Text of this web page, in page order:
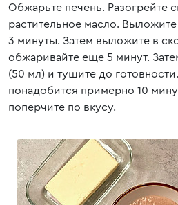
Обжарьте печень. Разогрейте
растительное масло.
3 минуты. Затем выложите в
обжаривайте еще 5 минут.
(50 мл) и тушите до
понадобится примерно 10
поперчите по вкусу.